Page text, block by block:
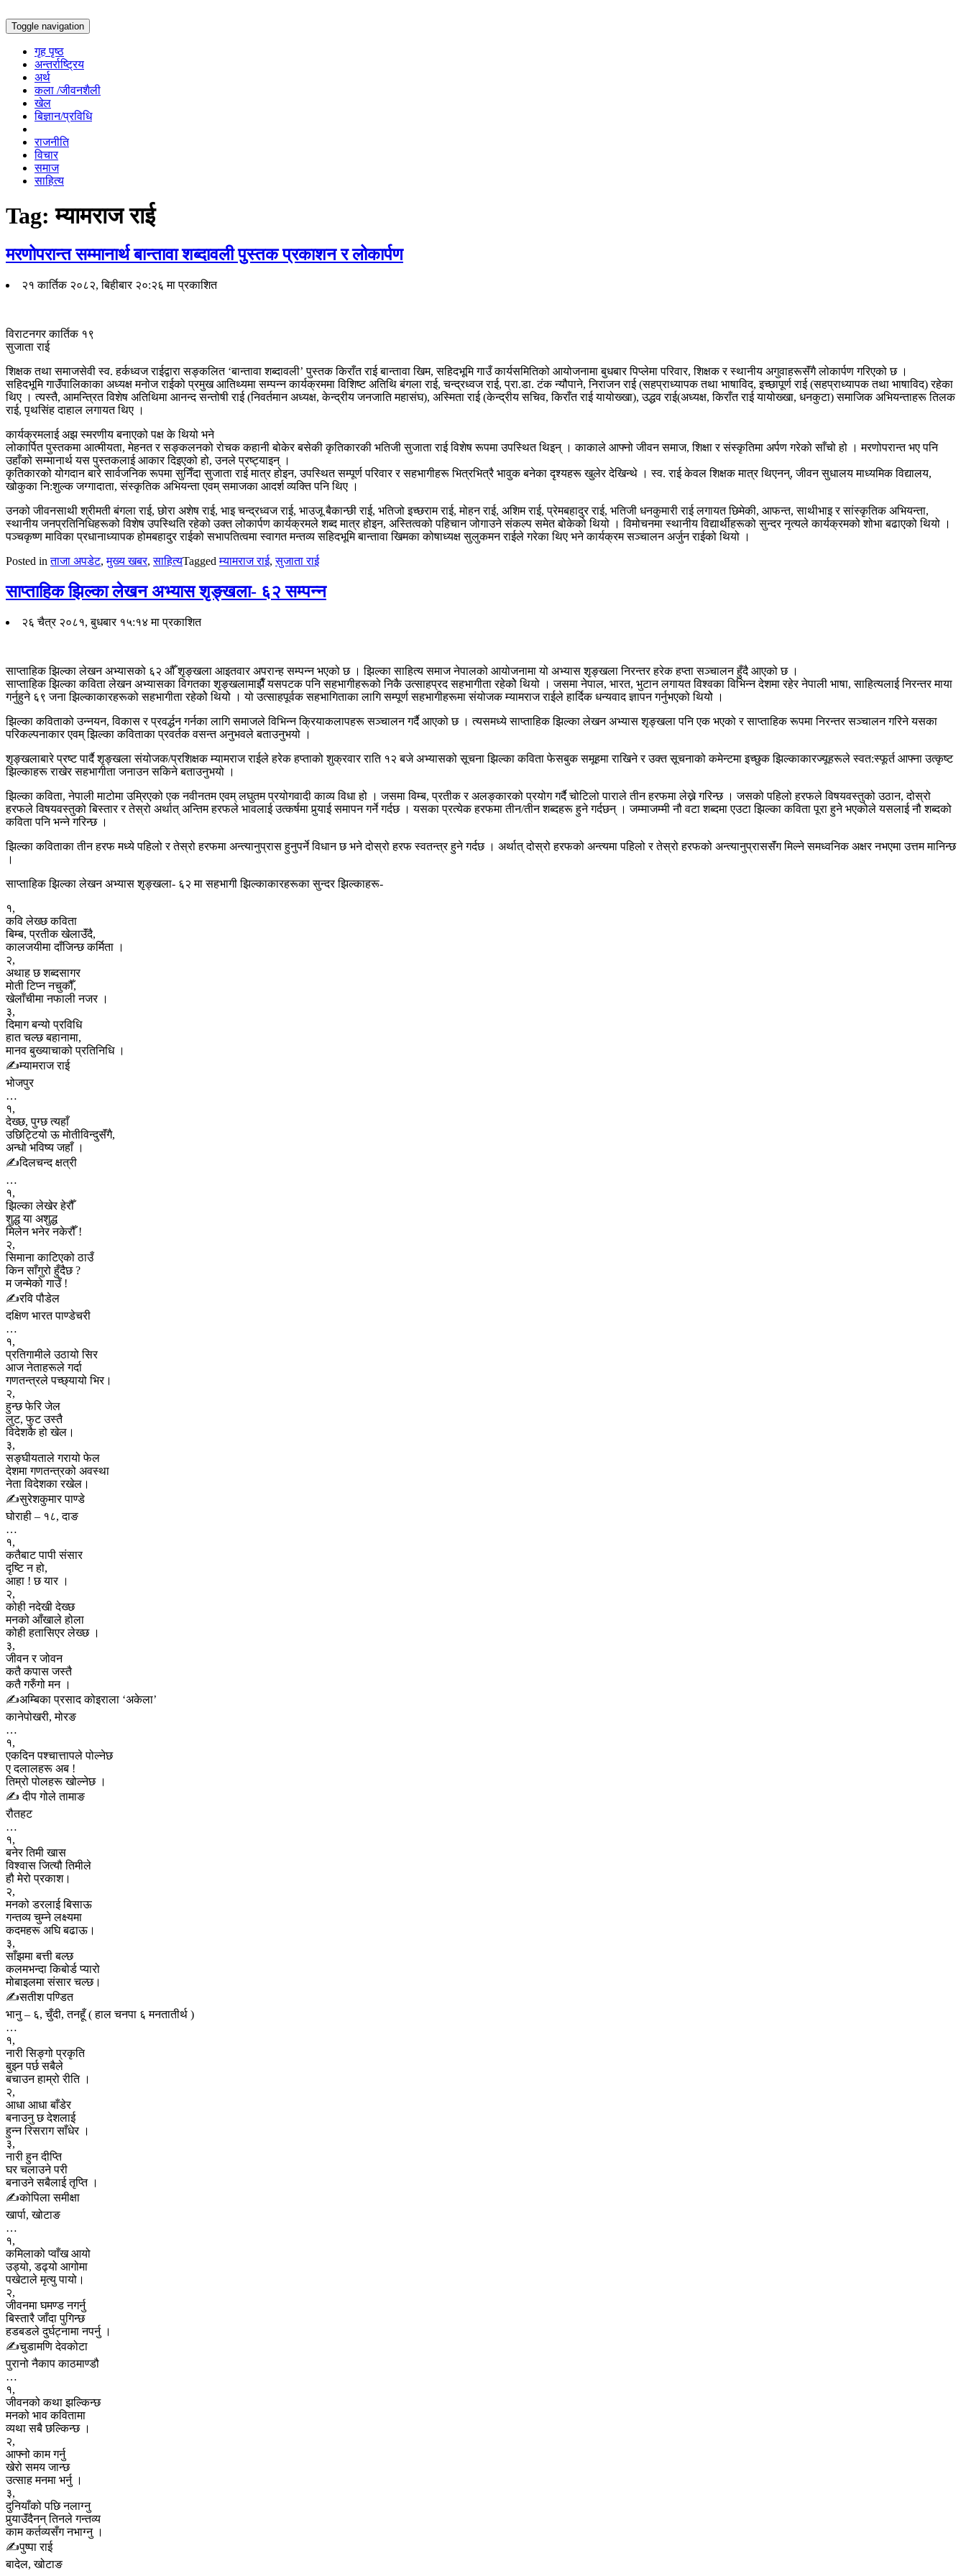
Toggle navigation
गृह पृष्ठ
अन्तर्राष्ट्रिय
अर्थ
कला /जीवनशैली
खेल
बिज्ञान/प्रविधि
राजनीति
विचार
समाज
साहित्य
Tag:म्यामराज राई
मरणोपरान्त सम्मानार्थ बान्तावा शब्दावली पुस्तक प्रकाशन र लोकार्पण
२१ कार्तिक २०८२, बिहीबार २०:२६ मा प्रकाशित
विराटनगर कार्तिक १९
सुजाता राई
शिक्षक तथा समाजसेवी स्व. हर्कध्वज राईद्वारा सङ्कलित ‘बान्तावा शब्दावली’ पुस्तक किराँत राई बान्तावा खिम, सहिदभूमि गाउँ कार्यसमितिको आयोजनामा बुधबार पिप्लेमा परिवार, शिक्षक र स्थानीय अगुवाहरूसॅंगै लोकार्पण गरिएको छ ।
सहिदभूमि गाउॅंपालिकाका अध्यक्ष मनोज राईको प्रमुख आतिथ्यमा सम्पन्न कार्यक्रममा विशिष्ट अतिथि बंगला राई, चन्द्रध्वज राई, प्रा.डा. टंक न्यौपाने, निराजन राई (सहप्राध्यापक तथा भाषाविद, इच्छापूर्ण राई (सहप्राध्यापक तथा भाषाविद) रहेका
थिए । त्यस्तै, आमन्त्रित विशेष अतिथिमा आनन्द सन्तोषी राई (निवर्तमान अध्यक्ष, केन्द्रीय जनजाति महासंघ), अस्मिता राई (केन्द्रीय सचिव, किराँत राई यायोख्खा), उद्धव राई(अध्यक्ष, किराँत राई यायोख्खा, धनकुटा) समाजिक अभियन्ताहरू तिलक
राई, पृथसिंह दाहाल लगायत थिए ।
कार्यक्रमलाई अझ स्मरणीय बनाएको पक्ष के थियो भने
लोकार्पित पुस्तकमा आत्मीयता, मेहनत र सङ्कलनको रोचक कहानी बोकेर बसेकी कृतिकारकी भतिजी सुजाता राई विशेष रूपमा उपस्थित थिइन् । काकाले आफ्नो जीवन समाज, शिक्षा र संस्कृतिमा अर्पण गरेको साँचो हो । मरणोपरान्त भए पनि
उहाँको सम्मानार्थ यस पुस्तकलाई आकार दिइएको हो, उनले प्रष्ट्याइन् ।
कृतिकारको योगदान बारे सार्वजनिक रूपमा सुनिँदा सुजाता राई मात्र होइन, उपस्थित सम्पूर्ण परिवार र सहभागीहरू भित्रभित्रै भावुक बनेका दृश्यहरू खुलेर देखिन्थे । स्व. राई केवल शिक्षक मात्र थिएनन्, जीवन सुधालय माध्यमिक विद्यालय,
खोकुका नि:शुल्क जग्गादाता, संस्कृतिक अभियन्ता एवम् समाजका आदर्श व्यक्ति पनि थिए ।
उनको जीवनसाथी श्रीमती बंगला राई, छोरा अशेष राई, भाइ चन्द्रध्वज राई, भाउजू बैकान्छी राई, भतिजो इच्छराम राई, मोहन राई, अशिम राई, प्रेमबहादुर राई, भतिजी धनकुमारी राई लगायत छिमेकी, आफन्त, साथीभाइ र सांस्कृतिक अभियन्ता,
स्थानीय जनप्रतिनिधिहरूको विशेष उपस्थिति रहेको उक्त लोकार्पण कार्यक्रमले शब्द मात्र होइन, अस्तित्वको पहिचान जोगाउने संकल्प समेत बोकेको थियो । विमोचनमा स्थानीय विद्यार्थीहरूको सुन्दर नृत्यले कार्यक्रमको शोभा बढाएको थियो ।
पञ्चकृष्ण माविका प्रधानाध्यापक होमबहादुर राईको सभापतित्वमा स्वागत मन्तव्य सहिदभूमि बान्तावा खिमका कोषाध्यक्ष सुलुकमन राईले गरेका थिए भने कार्यक्रम सञ्चालन अर्जुन राईको थियो ।
Posted inताजा अपडेट,मुख्य खबर,साहित्यTaggedम्यामराज राई,सुजाता राई
साप्ताहिक झिल्का लेखन अभ्यास शृङ्खला- ६२ सम्पन्न
२६ चैत्र २०८१, बुधबार १५:१४ मा प्रकाशित
साप्ताहिक झिल्का लेखन अभ्यासको ६२ औँ शृङ्खला आइतवार अपरान्ह सम्पन्न भएको छ । झिल्का साहित्य समाज नेपालको आयोजनामा यो अभ्यास शृङ्खला निरन्तर हरेक हप्ता सञ्चालन हुँदै आएको छ ।
साप्ताहिक झिल्का कविता लेखन अभ्यासका विगतका शृङ्खलामाझैँ यसपटक पनि सहभागीहरूको निकै उत्साहप्रद सहभागीता रहेकोे थियो । जसमा नेपाल, भारत, भुटान लगायत विश्वका विभिन्न देशमा रहेर नेपाली भाषा, साहित्यलाई निरन्तर माया
गर्नुहुने ६९ जना झिल्काकारहरूको सहभागीता रहेकोे थियोे । यो उत्साहपूर्वक सहभागिताका लागि सम्पूर्ण सहभागीहरूमा संयोजक म्यामराज राईले हार्दिक धन्यवाद ज्ञापन गर्नुभएको थियोे ।
झिल्का कविताको उन्नयन, विकास र प्रवर्द्धन गर्नका लागि समाजले विभिन्न क्रियाकलापहरू सञ्चालन गर्दै आएको छ । त्यसमध्ये साप्ताहिक झिल्का लेखन अभ्यास शृङ्खला पनि एक भएको र साप्ताहिक रूपमा निरन्तर सञ्चालन गरिने यसका
परिकल्पनाकार एवम् झिल्का कविताका प्रवर्तक वसन्त अनुभवले बताउनुभयो ।
शृङ्खलाबारे प्रष्ट पार्दै शृङ्खला संयोजक/प्रशिक्षक म्यामराज राईले हरेक हप्ताको शुक्रवार राति १२ बजे अभ्यासको सूचना झिल्का कविता फेसबुक समूहमा राखिने र उक्त सूचनाको कमेन्टमा इच्छुक झिल्काकारज्यूहरूले स्वत:स्फूर्त आफ्ना उत्कृष्ट
झिल्काहरू राखेर सहभागीता जनाउन सकिने बताउनुभयो ।
झिल्का कविता, नेपाली माटोमा उम्रिएको एक नवीनतम एवम् लघुतम प्रयोगवादी काव्य विधा हो । जसमा विम्ब, प्रतीक र अलङ्कारको प्रयोग गर्दै चोटिलो पाराले तीन हरफमा लेख्ने गरिन्छ । जसको पहिलो हरफले विषयवस्तुको उठान, दोस्रो
हरफले विषयवस्तुको बिस्तार र तेस्रो अर्थात् अन्तिम हरफले भावलाई उत्कर्षमा पुर्‍याई समापन गर्ने गर्दछ । यसका प्रत्येक हरफमा तीन/तीन शब्दहरू हुने गर्दछन् । जम्माजम्मी नौ वटा शब्दमा एउटा झिल्का कविता पूरा हुने भएकोले यसलाई नौ शब्दको
कविता पनि भन्ने गरिन्छ ।
झिल्का कविताका तीन हरफ मध्ये पहिलो र तेस्रो हरफमा अन्त्यानुप्रास हुनुपर्ने विधान छ भने दोस्रो हरफ स्वतन्त्र हुने गर्दछ । अर्थात् दोस्रो हरफको अन्त्यमा पहिलो र तेस्रो हरफको अन्त्यानुप्राससॅंग मिल्ने समध्वनिक अक्षर नभएमा उत्तम मानिन्छ
।
साप्ताहिक झिल्का लेखन अभ्यास शृङ्खला- ६२ मा सहभागी झिल्काकारहरूका सुन्दर झिल्काहरू-
१,
कवि लेख्छ कविता
बिम्ब, प्रतीक खेलाउॅंदै,
कालजयीमा दाँजिन्छ कर्मिता ।
२,
अथाह छ शब्दसागर
मोती टिप्न नचुकौँ,
खेलाँचीमा नफाली नजर ।
३,
दिमाग बन्यो प्रविधि
हात चल्छ बहानामा,
मानव बुख्याचाको प्रतिनिधि ।
✍️म्यामराज राई
भोजपुर
…
१,
देख्छ, पुग्छ त्यहाँ
उछिट्टियो ऊ मोतीविन्दुसॅंगै,
अन्धो भविष्य जहाँ ।
✍️दिलचन्द क्षत्री
…
१,
झिल्का लेखेर हेरौँ
शुद्ध या अशुद्ध
मिलेन भनेर नकेरौँ !
२,
सिमाना काटिएको ठाउँ
किन साँगुरो हुँदैछ ?
म जन्मेको गाउँ !
✍️रवि पौडेल
दक्षिण भारत पाण्डेचरी
…
१,
प्रतिगामीले उठायो सिर
आज नेताहरूले गर्दा
गणतन्त्रले पच्छ्यायो भिर।
२,
हुन्छ फेरि जेल
लुट, फुट उस्तै
विदेशकै हो खेल।
३,
सङ्घीयताले गरायो फेल
देशमा गणतन्त्रको अवस्था
नेता विदेशका रखेल।
✍️सुरेशकुमार पाण्डे
घोराही – १८, दाङ
…
१,
कतैबाट पापी संसार
दृष्टि न हो,
आहा ! छ यार ।
२,
कोही नदेखी देख्छ
मनको आँखाले होला
कोही हतासिएर लेख्छ ।
३,
जीवन र जोवन
कतै कपास जस्तै
कतै गरुँगो मन ।
✍️अम्बिका प्रसाद कोइराला ‘अकेला’
कानेपोखरी, मोरङ
…
१,
एकदिन पश्चात्तापले पोल्नेछ
ए दलालहरू अब !
तिम्रो पोलहरू खोल्नेछ ।
✍️ दीप गोले तामाङ
रौतहट
…
१,
बनेर तिमी खास
विश्वास जित्यौ तिमीले
हौ मेरो प्रकाश।
२,
मनको डरलाई बिसाऊ
गन्तव्य चुम्ने लक्ष्यमा
कदमहरू अघि बढाऊ।
३,
साँझमा बत्ती बल्छ
कलमभन्दा किबोर्ड प्यारो
मोबाइलमा संसार चल्छ।
✍️सतीश पण्डित
भानु – ६, चुँदी, तनहूँ ( हाल चनपा ६ मनतातीर्थ )
…
१,
नारी सिङ्गो प्रकृति
बुझ्न पर्छ सबैले
बचाउन हाम्रो रीति ।
२,
आधा आधा बाँडेर
बनाउनु छ देशलाई
हुन्न रिसराग साँधेर ।
३,
नारी हुन दीप्ति
घर चलाउने परी
बनाउने सबैलाई तृप्ति ।
✍️कोपिला समीक्षा
खार्पा, खोटाङ
…
१,
कमिलाको प्वाँख आयो
उड्यो, डढ्यो आगोमा
पखेटाले मृत्यु पायो।
२,
जीवनमा घमण्ड नगर्नु
बिस्तारै जाँदा पुगिन्छ
हडबडले दुर्घट्नामा नपर्नु ।
✍️चुडामणि देवकोटा
पुरानो नैकाप काठमाण्डौ
…
१,
जीवनको कथा झल्किन्छ
मनको भाव कवितामा
व्यथा सबै छल्किन्छ ।
२,
आफ्नो काम गर्नु
खेरो समय जान्छ
उत्साह मनमा भर्नु ।
३,
दुनियाँको पछि नलाग्नु
पुर्‍याउॅंदैनन् तिनले गन्तव्य
काम कर्तव्यसँग नभाग्नु ।
✍️पुष्पा राई
बादेल, खोटाङ